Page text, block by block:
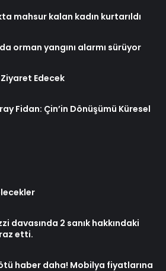
mahsur kalan kadın kurtarıldı
orman yangını alarmı sürüyor
Ziyaret Edecek
Fidan: Çin’in Dönüşümü Küresel
davasında 2 sanık hakkındaki
etti.
haber daha! Mobilya fiyatlarına